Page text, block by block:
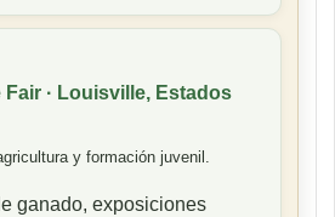
· Louisville, Estados
y formación juvenil.
ganado, exposiciones